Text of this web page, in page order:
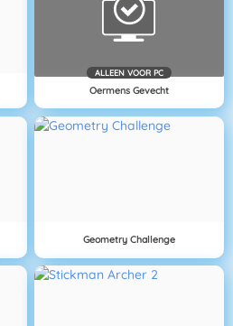
ALLEEN VOOR PC
Oermens Gevecht
Geometry Challenge